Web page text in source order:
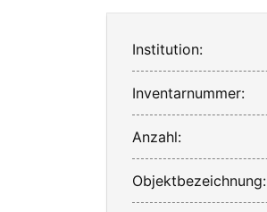
Institution:
Inventarnummer:
Anzahl:
Objektbezeichnung: